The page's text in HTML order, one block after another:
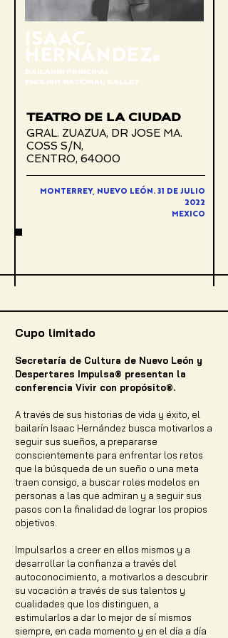
TEATRO DE LA CIUDAD
GRAL. ZUAZUA, DR JOSE MA.
COSS S/N,
CENTRO, 64000
MONTERREY, NUEVO LEÓN. 31 DE JULIO
2022
MEXICO
ISAAC
HERNÁNDEZ ®
BAILARÍN PRINCIPAL
ENGLISH NATIONAL BALLET
Cupo limitado
Secretaría de Cultura de Nuevo León y
Despertares Impulsa® presentan la
conferencia Vivir con propósito®.
A través de sus historias de vida y éxito, el
bailarín Isaac Hernández busca motivarlos a
seguir sus sueños, a prepararse
conscientemente para enfrentar los retos
que la búsqueda de un sueño o una meta
traen consigo, a buscar roles modelos en
personas a las que admiran y a seguir sus
pasos con la finalidad de lograr los propios
objetivos.
Impulsarlos a creer en ellos mismos y a
desarrollar la confianza a través del
autoconocimiento, a motivarlos a descubrir
su vocación a través de sus talentos y
cualidades que los distinguen, a
estimularlos a dar lo mejor de sí mismos
siempre, en cada momento y en el día a día